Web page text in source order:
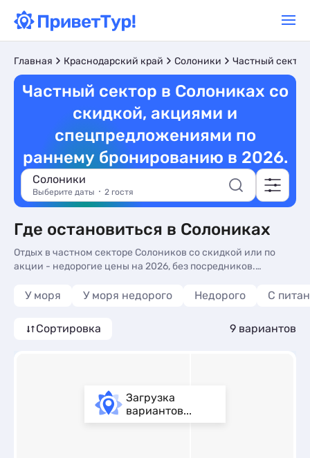
Главная Краснодарский край Солоники Частный сектор
Частный сектор в Солониках со
скидкой, акциями и
спецпредложениями по
раннему бронированию в 2026.
Солоники
Выберите даты 2 гостя
Где остановиться в Солониках
Отдых в частном секторе Солоников со скидкой или по
акции - недорогие цены на 2026, без посредников.
скидкой - более 10 вариантов, от 1200 руб, номера с общей
У моря У моря недорого Недорого С
Сортировка 9 вариантов
Загрузка
вариантов...